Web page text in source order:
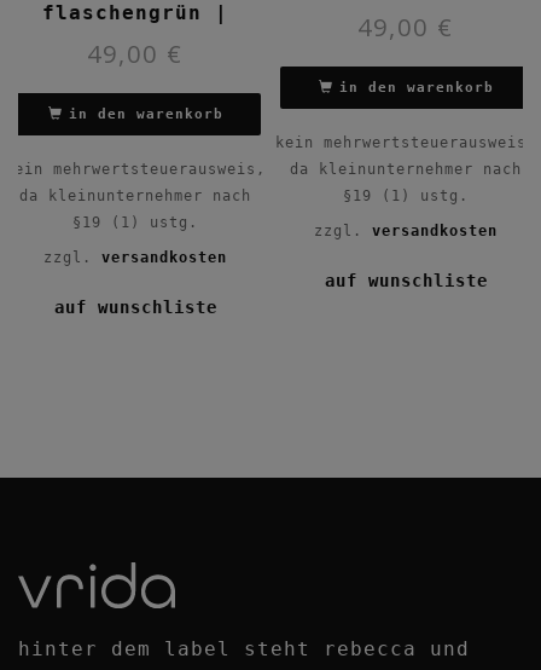
flaschengrün |
49,00 €
in den warenkorb
kein mehrwertsteuerausweis,
da kleinunternehmer nach
§19 (1) ustg.
zzgl. versandkosten
auf wunschliste
49,00 €
in den warenkorb
kein mehrwertsteuerausweis,
da kleinunternehmer nach
§19 (1) ustg.
zzgl. versandkosten
auf wunschliste
hinter dem label steht rebecca und